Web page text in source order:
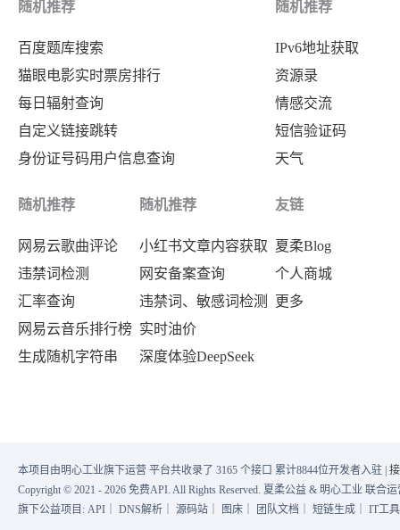
随机推荐
百度题库搜索
猫眼电影实时票房排行
每日辐射查询
自定义链接跳转
身份证号码用户信息查询
随机推荐
IPv6地址获取
资源录
情感交流
短信验证码
天气
随机推荐
网易云歌曲评论
违禁词检测
汇率查询
网易云音乐排行榜
生成随机字符串
随机推荐
小红书文章内容获取
网安备案查询
违禁词、敏感词检测
实时油价
深度体验DeepSeek
友链
夏柔Blog
个人商城
更多
本项目由明心工业旗下运营 平台共收录了 3165 个接口 累计8844位开发者入驻 |
Copyright © 2021 - 2026 免费API. All Rights Reserved. 夏柔公益 & 明心工业 联合
旗下公益项目: API DNS解析 源码站 图床 团队文档 短链生成 IT工